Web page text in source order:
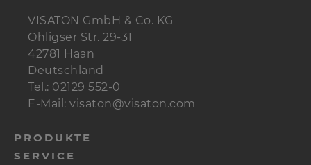
VISATON GmbH & Co. KG
Ohligser Str. 29-31
42781 Haan
Deutschland
Tel.: 02129 552-0
E-Mail: visaton@visaton.com
PRODUKTE
SERVICE